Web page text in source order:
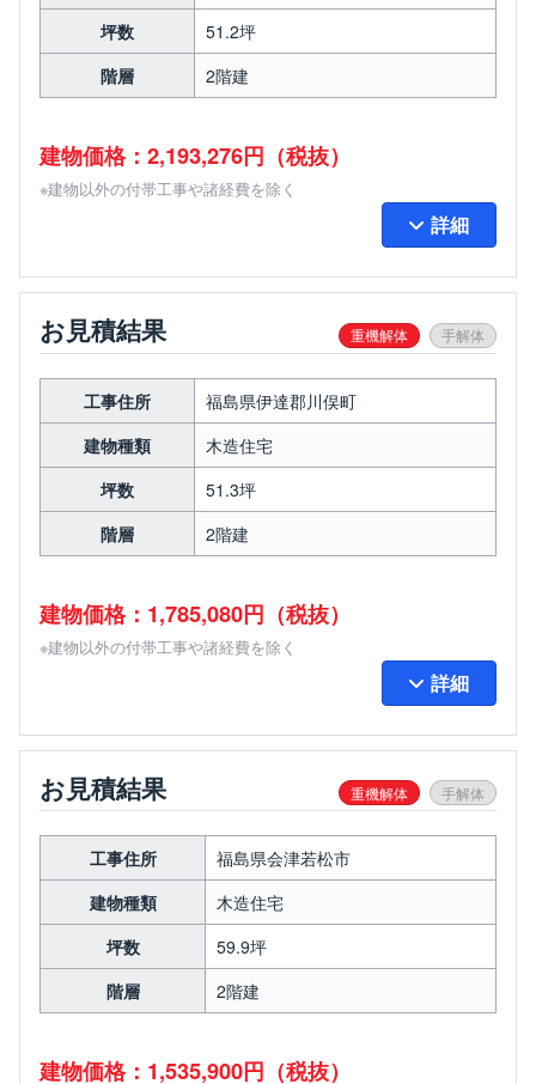
坪数
51.2坪
階層
2階建
建物価格：2,193,276円（税抜）
※建物以外の付帯工事や諸経費を除く
詳細
お見積結果 重機解体 手解体
工事住所
福島県伊達郡川俣町
建物種類
木造住宅
坪数
51.3坪
階層
2階建
建物価格：1,785,080円（税抜）
※建物以外の付帯工事や諸経費を除く
詳細
お見積結果 重機解体 手解体
工事住所
福島県会津若松市
建物種類
木造住宅
坪数
59.9坪
階層
2階建
建物価格：1,535,900円（税抜）